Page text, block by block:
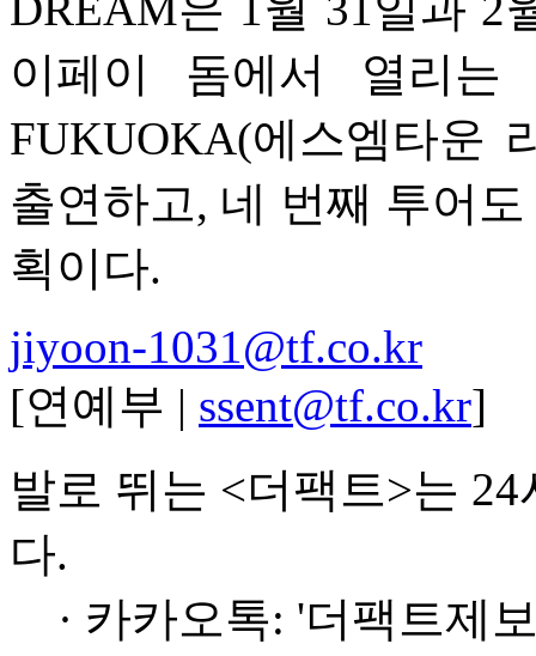
이페이 돔에서 열리는
FUKUOKA(에스엠타운
출연하고, 네 번째 투어
획이다.
jiyoon-1031@tf.co.kr
[연예부 | ssent@tf.co.kr]
발로 뛰는 <더팩트>는
다.
· 카카오톡: '더팩트제